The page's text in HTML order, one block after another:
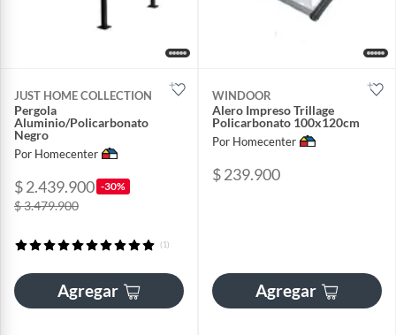
JUST HOME COLLECTION
Pergola
Aluminio/Policarbonato
Negro
Por Homecenter
$ 2.439.900 -30%
$ 3.479.900
(1)
Agregar
WINDOOR
Alero Impreso Trillage
Policarbonato 100x120cm
Por Homecenter
$ 239.900
Agregar